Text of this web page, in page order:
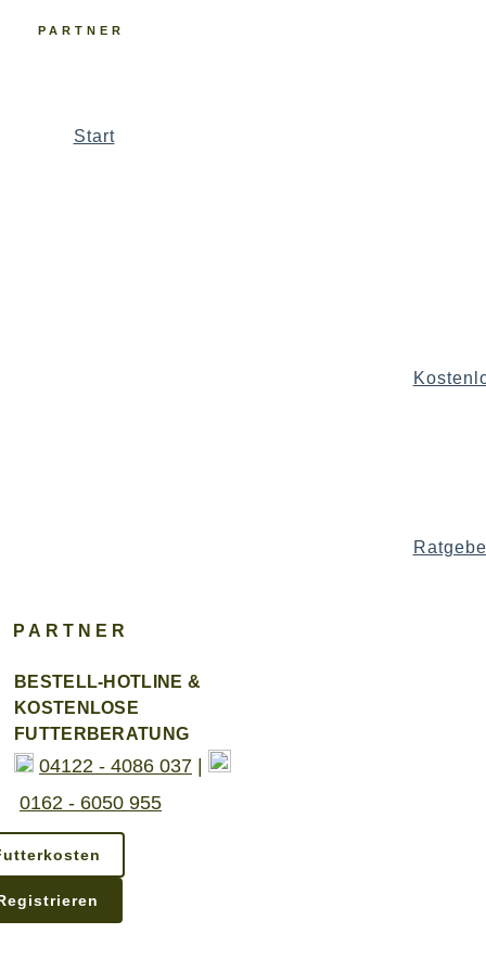
PARTNER
Start
PARTNER
BESTELL-HOTLINE &
KOSTENLOSE
FUTTERBERATUNG
04122 - 4086 037
0162 - 6050 955